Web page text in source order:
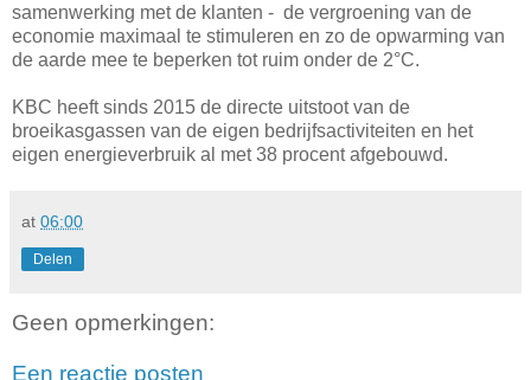
samenwerking met de klanten - de vergroening van de
economie maximaal te stimuleren en zo de opwarming van
de aarde mee te beperken tot ruim onder de 2°C.
KBC heeft sinds 2015 de directe uitstoot van de
broeikasgassen van de eigen bedrijfsactiviteiten en het
eigen energieverbruik al met 38 procent afgebouwd.
at 06:00
Delen
Geen opmerkingen:
Een reactie posten